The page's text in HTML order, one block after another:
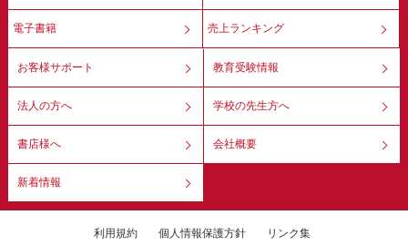
電子書籍 売上ランキング
お客様サポート 教育受験情報
法人の方へ 学校の先生方へ
書店様へ 会社概要
新着情報
利用規約 個人情報保護方針 リンク集